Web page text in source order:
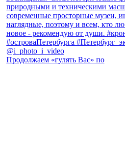
Продолжаем «гулять Вас» по